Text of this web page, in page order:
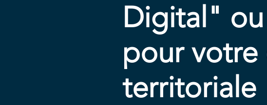
Digital"
pour
territoriale